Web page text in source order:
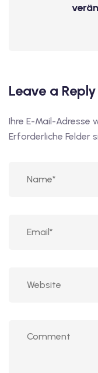
Leave a Reply
Ihre E-Mail-Adresse
Erforderliche Felder